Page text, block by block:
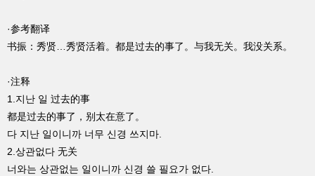
·参考翻译
书振：秀贤…秀贤活着。都是过去的事了。与我无关。我没关系。
·注释
1.지난 일 过去的事
都是过去的事了，别太在意了。
다 지난 일이니까 너무 신경 쓰지마.
2.상관없다 无关
너와는 상관없는 일이니까 신경 쓸 필요가 없다.